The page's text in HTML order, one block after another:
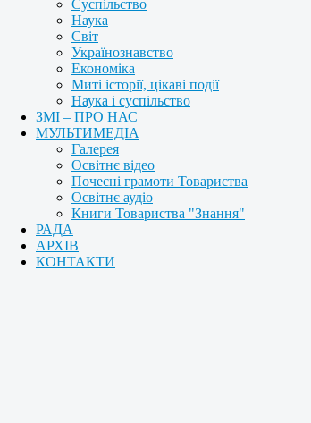
Суспільство
Наука
Світ
Українознавство
Економіка
Миті історії, цікаві події
Наука і суспільство
ЗМІ – ПРО НАС
МУЛЬТИМЕДІА
Галерея
Освітнє відео
Почесні грамоти Товариства
Освітнє аудіо
Книги Товариства "Знання"
РАДА
АРХІВ
КОНТАКТИ